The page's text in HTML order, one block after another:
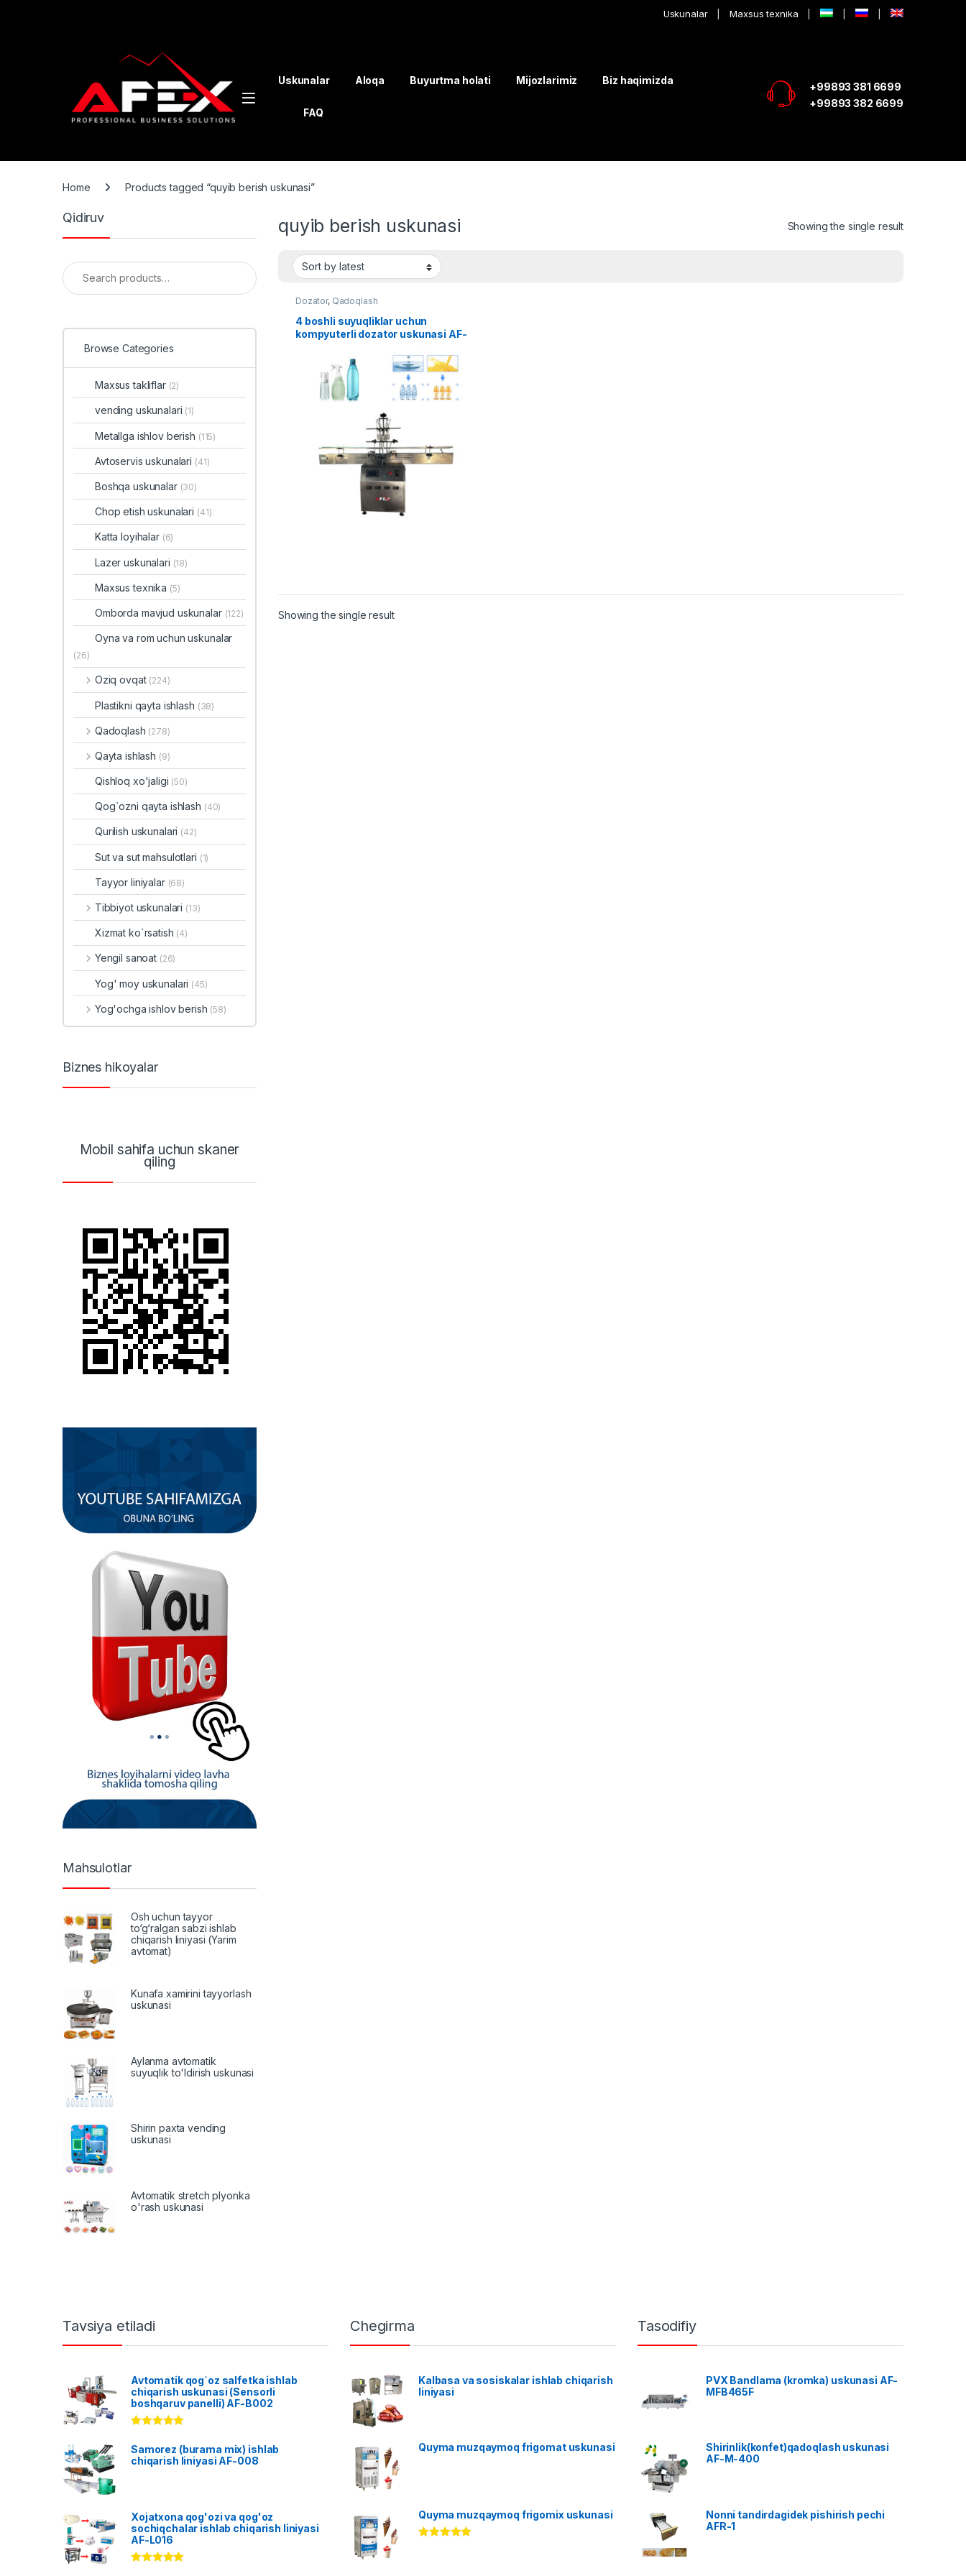
Uskunalar Maxsus texnika
Uskunalar Aloqa Buyurtma holati Mijozlarimiz Biz haqimizda
FAQ
+99893 381 6699
+99893 382 6699
Home Products tagged “quyib berish uskunasi”
quyib berish uskunasi Showing the single result
Dozator, Qadoqlash
4 boshli suyuqliklar uchun
kompyuterli dozator uskunasi AF-
Showing the single result
Qidiruv
Search for:
Browse Categories
Maxsus takliflar (2)
vending uskunalari (1)
Metallga ishlov berish (115)
Avtoservis uskunalari (41)
Boshqa uskunalar (30)
Chop etish uskunalari (41)
Katta loyihalar (6)
Lazer uskunalari (18)
Maxsus texnika (5)
Omborda mavjud uskunalar (122)
Oyna va rom uchun uskunalar
(26)
Oziq ovqat (224)
Plastikni qayta ishlash (38)
Qadoqlash (278)
Qayta ishlash (9)
Qishloq xo'jaligi (50)
Qog`ozni qayta ishlash (40)
Qurilish uskunalari (42)
Sut va sut mahsulotlari (1)
Tayyor liniyalar (68)
Tibbiyot uskunalari (13)
Xizmat ko`rsatish (4)
Yengil sanoat (26)
Yog' moy uskunalari (45)
Yog'ochga ishlov berish (58)
Biznes hikoyalar
Mobil sahifa uchun skaner
qiling
Mahsulotlar
Osh uchun tayyor
to‘g‘ralgan sabzi ishlab
chiqarish liniyasi (Yarim
avtomat)
Kunafa xamirini tayyorlash
uskunasi
Aylanma avtomatik
suyuqlik to'ldirish uskunasi
Shirin paxta vending
uskunasi
Avtomatik stretch plyonka
o'rash uskunasi
Tavsiya etiladi
Avtomatik qog`oz salfetka ishlab
chiqarish uskunasi (Sensorli
boshqaruv panelli) AF-B002
out of 5
Samorez (burama mix) ishlab
chiqarish liniyasi AF-008
Xojatxona qog'ozi va qog'oz
sochiqchalar ishlab chiqarish liniyasi
AF-L016
Chegirma
Kalbasa va sosiskalar ishlab chiqarish
liniyasi
Quyma muzqaymoq frigomat uskunasi
Quyma muzqaymoq frigomix uskunasi
Tasodifiy
PVX Bandlama (kromka) uskunasi AF-
MFB465F
Shirinlik(konfet)qadoqlash uskunasi
AF-M-400
Nonni tandirdagidek pishirish pechi
AFR-1